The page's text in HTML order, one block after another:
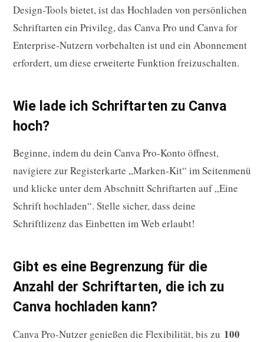
Design-Tools bietet, ist das Hochladen von persönlichen
Schriftarten ein Privileg, das Canva Pro und Canva for
Enterprise-Nutzern vorbehalten ist und ein Abonnement
erfordert, um diese erweiterte Funktion freizuschalten.
Wie lade ich Schriftarten zu Canva
hoch?
Beginne, indem du dein Canva Pro-Konto öffnest,
navigiere zur Registerkarte „Marken-Kit“ im Seitenmenü
und klicke unter dem Abschnitt Schriftarten auf „Eine
Schrift hochladen“. Stelle sicher, dass deine
Schriftlizenz das Einbetten im Web erlaubt!
Gibt es eine Begrenzung für die
Anzahl der Schriftarten, die ich zu
Canva hochladen kann?
Canva Pro-Nutzer genießen die Flexibilität, bis zu 100